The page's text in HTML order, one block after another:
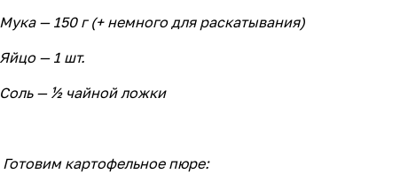
Мука — 150 г (+ немного для раскатывания)
Яйцо — 1 шт.
Соль — ½ чайной ложки
Готовим картофельное пюре: